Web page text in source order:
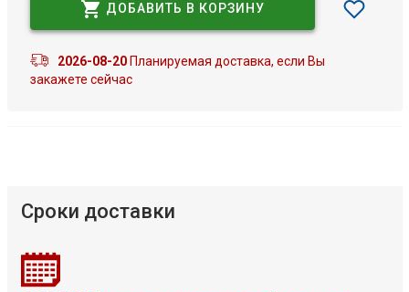
ДОБАВИТЬ В КОРЗИНУ
2026-08-20Планируемая доставка, если Вы
закажете сейчас
Сроки доставки